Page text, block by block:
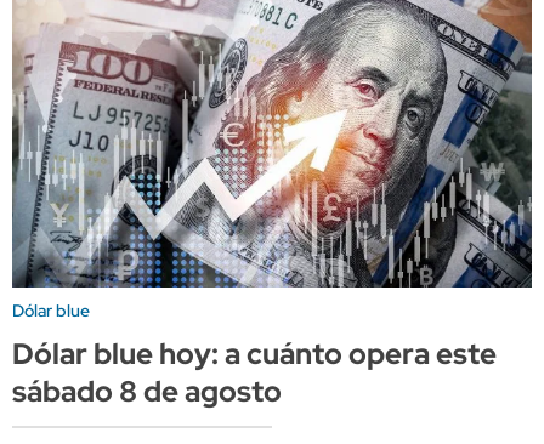
Dólar blue
Dólar blue hoy: a cuánto opera este
sábado 8 de agosto